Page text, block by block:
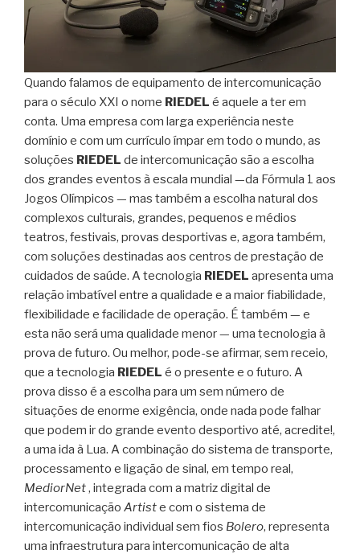
Quando falamos de equipamento de intercomunicação
para o século XXI o nome RIEDEL é aquele a ter em
conta. Uma empresa com larga experiência neste
domínio e com um currículo ímpar em todo o mundo, as
soluções RIEDEL de intercomunicação são a escolha
dos grandes eventos à escala mundial —da Fórmula 1 aos
Jogos Olímpicos — mas também a escolha natural dos
complexos culturais, grandes, pequenos e médios
teatros, festivais, provas desportivas e, agora também,
com soluções destinadas aos centros de prestação de
cuidados de saúde. A tecnologia RIEDEL apresenta uma
relação imbatível entre a qualidade e a maior fiabilidade,
flexibilidade e facilidade de operação. É também — e
esta não será uma qualidade menor — uma tecnologia à
prova de futuro. Ou melhor, pode-se afirmar, sem receio,
que a tecnologia RIEDEL é o presente e o futuro. A
prova disso é a escolha para um sem número de
situações de enorme exigência, onde nada pode falhar
que podem ir do grande evento desportivo até, acredite!,
a uma ida à Lua. A combinação do sistema de transporte,
processamento e ligação de sinal, em tempo real,
MediorNet, integrada com a matriz digital de
intercomunicação Artiste com o sistema de
intercomunicação individual sem fios Bolero, representa
uma infraestrutura para intercomunicação de alta